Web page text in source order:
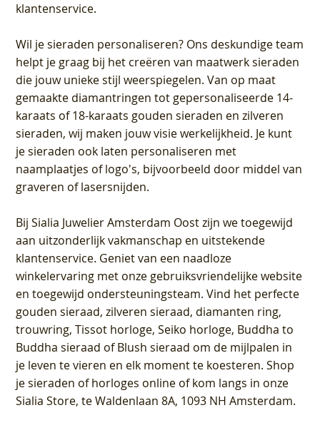
klantenservice.
Wil je sieraden personaliseren? Ons deskundige team
helpt je graag bij het creëren van maatwerk sieraden
die jouw unieke stijl weerspiegelen. Van op maat
gemaakte diamantringen tot gepersonaliseerde 14-
karaats of 18-karaats gouden sieraden en zilveren
sieraden, wij maken jouw visie werkelijkheid. Je kunt
je sieraden ook laten personaliseren met
naamplaatjes of logo's, bijvoorbeeld door middel van
graveren of lasersnijden.
BijSialia Juwelier Amsterdam Oostzijn we toegewijd
aan uitzonderlijk vakmanschap en uitstekende
klantenservice. Geniet van een naadloze
winkelervaring met onze gebruiksvriendelijke website
en toegewijd ondersteuningsteam. Vind het perfecte
gouden sieraad, zilveren sieraad, diamanten ring,
trouwring, Tissot horloge, Seiko horloge, Buddha to
Buddha sieraad of Blush sieraad om de mijlpalen in
je leven te vieren en elk moment te koesteren. Shop
je sieraden of horloges online of kom langs in onze
Sialia Store, te Waldenlaan 8A, 1093 NH Amsterdam.